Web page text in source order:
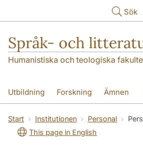
Sök
Språk- och
Humanistiska och teologiska
Utbildning Forskning Ämnen
SOL-husen Kontakt Institutionen
översättning till svenska
Start Institutionen Personal
This page in English